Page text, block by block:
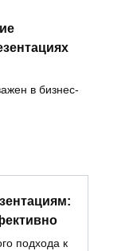
в бизнес-
подхода к